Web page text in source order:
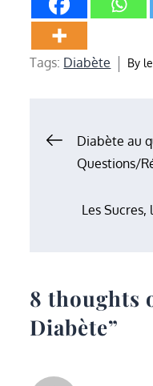
Tags: Diabète By
Diabète au
Questions/
Les
8 thoughts
Diabète”